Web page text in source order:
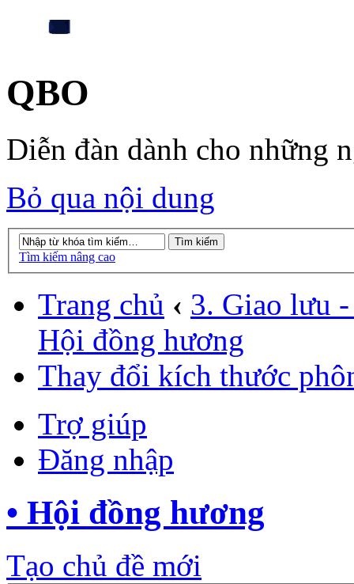
QBO
Diễn đàn dành cho những
Bỏ qua nội dung
Tìm kiếm nâng cao
Trang chủ ‹ 3. Giao lưu
Hội đồng hương
Thay đổi kích thước
Trợ giúp
Đăng nhập
• Hội đồng hương
Tạo chủ đề mới